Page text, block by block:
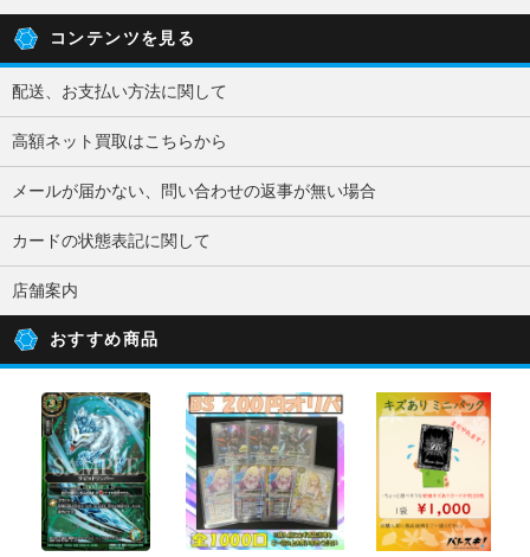
コンテンツを見る
配送、お支払い方法に関して
高額ネット買取はこちらから
メールが届かない、問い合わせの返事が無い場合
カードの状態表記に関して
店舗案内
おすすめ商品